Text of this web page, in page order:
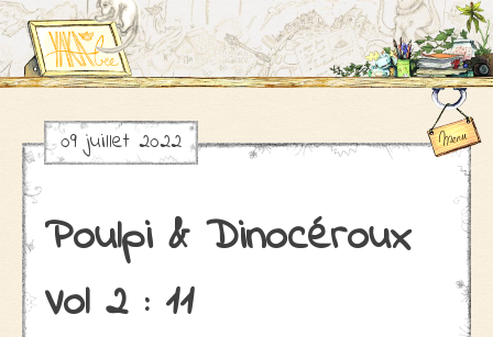
Skip
to
content
Poulpi & Dinocéroux
Vol 2 : 11
09 juillet 2022